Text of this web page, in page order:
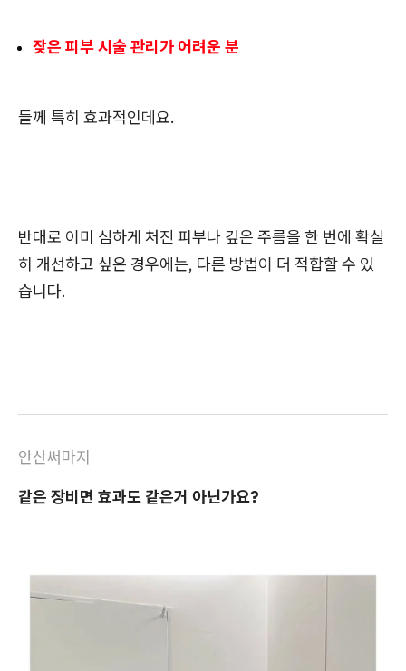
잦은 피부 시술 관리가 어려운 분
들께 특히 효과적인데요.
반대로 이미 심하게 처진 피부나 깊은 주름을 한 번에 확실
히 개선하고 싶은 경우에는, 다른 방법이 더 적합할 수 있
습니다.
안산써마지
같은 장비면 효과도 같은거 아닌가요?